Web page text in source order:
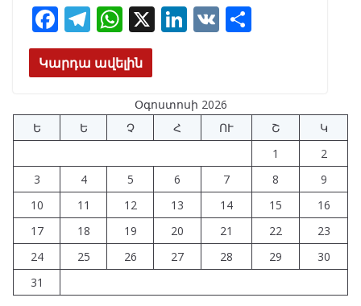
F
ac
e
o
o
k
T
el
e
a
m
W
h
at
A
p
p
X Li
e
dI
n
V
Կարդա ավելին
Օգոստոսի 2026
Ե
Ե Չ Հ ՈՒ Շ
Կ
1
2
3
4 5 6 7 8
9
10
11 12 13 14 15
16
17
18 19 20 21 22
23
24
25 26 27 28 29
30
31